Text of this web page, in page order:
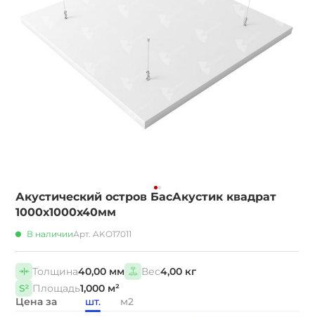
Акустический остров БасАкустик квадрат
1000х1000х40мм
В наличииАрт. AKO17011
Толщина40,00 мм Вес4,00 кг
Площадь1,000 м²
Цена за
шт. м2